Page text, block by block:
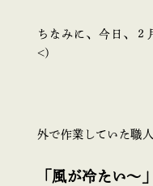
ちなみに、今日、２
<)
外で作業していた職人
「風が冷たい～」